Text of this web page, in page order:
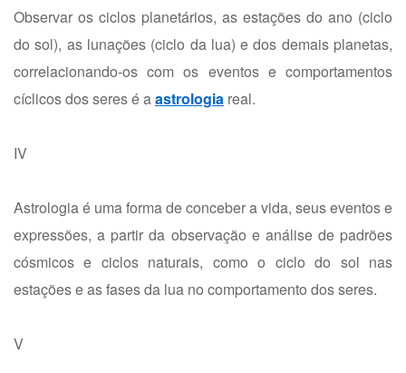
Observar os ciclos planetários, as estações do ano (ciclo
do sol), as lunações (ciclo da lua) e dos demais planetas,
correlacionando-os com os eventos e comportamentos
cíclicos dos seres é aastrologia real.
IV
Astrologia é uma forma de conceber a vida, seus eventos e
expressões, a partir da observação e análise de padrões
cósmicos e ciclos naturais, como o ciclo do sol nas
estações e as fases da lua no comportamento dos seres.
V